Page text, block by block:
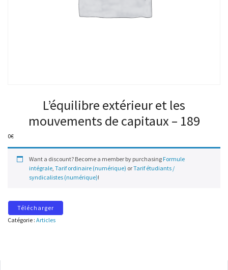
L’équilibre extérieur et les
mouvements de capitaux – 189
0€
Want a discount? Become a member by purchasing Formule
intégrale, Tarif ordinaire (numérique) orTarif étudiants /
syndicalistes (numérique)!
Télécharger
Catégorie : Articles